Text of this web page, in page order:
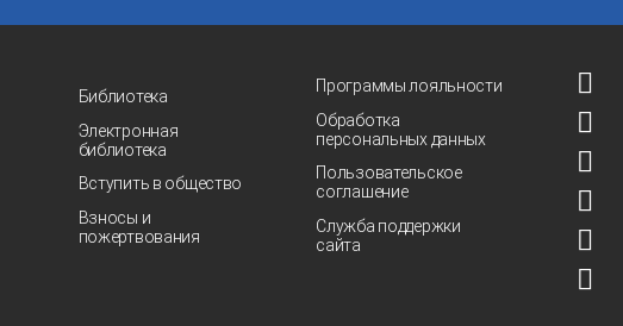
Библиотека
Электронная
библиотека
Вступить в общество
Взносы и
пожертвования
Программы лояльности
Обработка
персональных данных
Пользовательское
соглашение
Служба поддержки
сайта